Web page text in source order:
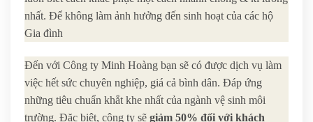
nhất. Để không làm ảnh hưởng đến sinh hoạt của các hộ
Gia đình
Đến với Công ty Minh Hoàng bạn sẽ có được dịch vụ làm
việc hết sức chuyên nghiệp, giá cả bình dân. Đáp ứng
những tiêu chuẩn khắt khe nhất của ngành vệ sinh môi
trường. Đặc biệt, công ty sẽ giảm 50% đối với khách